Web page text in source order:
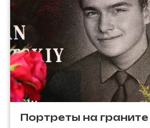
Портреты на граните